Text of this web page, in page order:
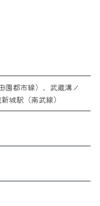
園都市線）、武蔵溝ノ
城駅（南武線）